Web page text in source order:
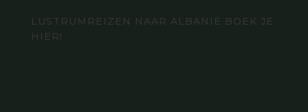
LUSTRUMREIZEN NAAR ALBANIË BOEK JE
HIER!